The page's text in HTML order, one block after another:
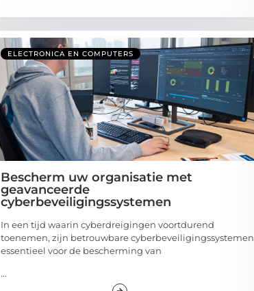
ELECTRONICA EN COMPUTERS
Bescherm uw organisatie met
geavanceerde
cyberbeveiligingssystemen
In een tijd waarin cyberdreigingen voortdurend
toenemen, zijn betrouwbare cyberbeveiligingssystemen
essentieel voor de bescherming van
...